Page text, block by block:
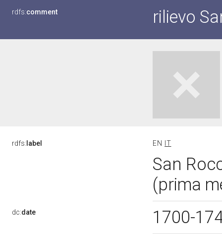
rdfs:comment rilievo
rdfs: label EN IT
San
(prima
dc:date 1700-